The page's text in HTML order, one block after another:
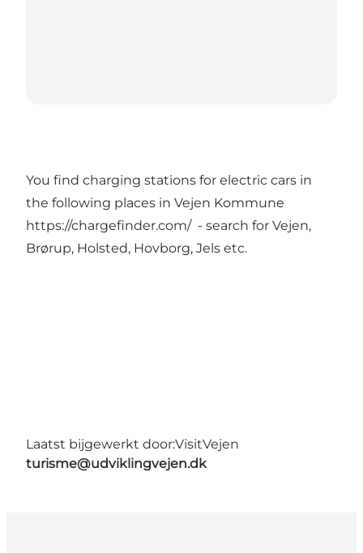
You find charging stations for electric cars in
the following places in Vejen Kommune
https://chargefinder.com/- search for Vejen,
Brørup, Holsted, Hovborg, Jels etc.
Laatst bijgewerkt door:VisitVejen
turisme@udviklingvejen.dk